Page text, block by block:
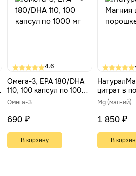
4.6
Омега-3, EPA 180/DHA
110, 100 капсул по 1000
мг
Омега-3
690 ₽
В корзину
цитрат в
Mg (магний)
1 850 ₽
В